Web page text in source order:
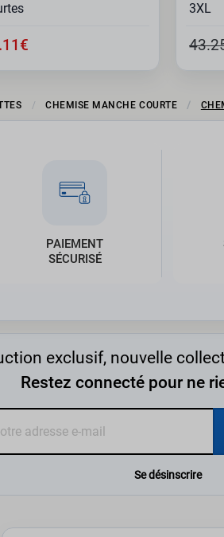
3XL
CHEMISE MANCHE COURTE
PAIEMENT
SÉCURISÉ
exclusif, nouvelle
Restez connecté pour ne
Se désinscrire